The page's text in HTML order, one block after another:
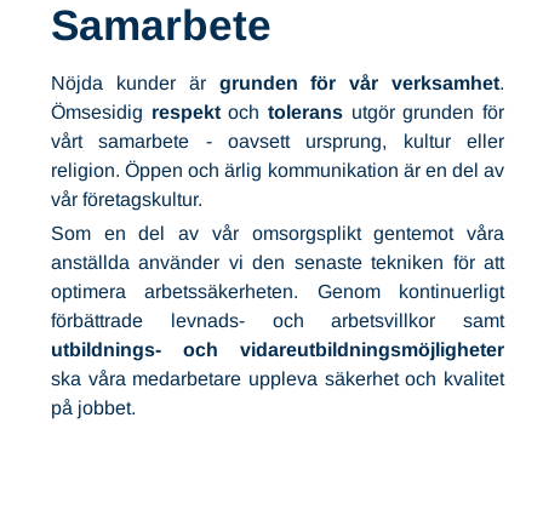
Samarbete
Nöjda kunder är grunden för vår verksamhet.
Ömsesidig respektoch tolerans utgör grunden för
vårt samarbete - oavsett ursprung, kultur eller
religion. Öppen och ärlig kommunikation är en del av
vår företagskultur.
Som en del av vår omsorgsplikt gentemot våra
anställda använder vi den senaste tekniken för att
optimera arbetssäkerheten. Genom kontinuerligt
förbättrade levnads- och arbetsvillkor samt
utbildnings- och vidareutbildningsmöjligheter
ska våra medarbetare uppleva säkerhet och kvalitet
på jobbet.